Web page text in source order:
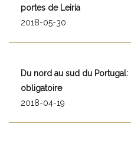
portes de Leiria
2018-05-30
Du nord au sud du
obligatoire
2018-04-19